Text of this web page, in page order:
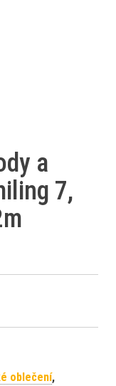
a
7,
oblečení,